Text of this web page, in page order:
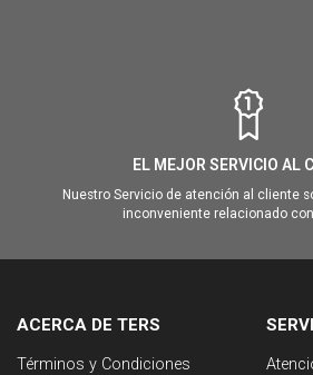
EL MEJOR SERVICIO AL
Nuestro Servicio de atención al cliente
inconveniente relacionado
ACERCA DE TERS
Términos y Condiciones